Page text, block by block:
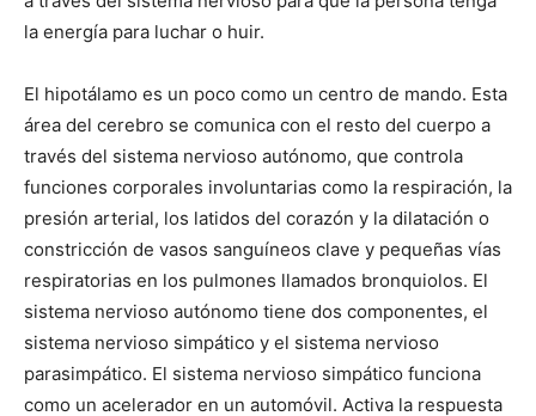
la energía para luchar o huir.
El hipotálamo es un poco como un centro de mando. Esta
área del cerebro se comunica con el resto del cuerpo a
través del sistema nervioso autónomo, que controla
funciones corporales involuntarias como la respiración, la
presión arterial, los latidos del corazón y la dilatación o
constricción de vasos sanguíneos clave y pequeñas vías
respiratorias en los pulmones llamados bronquiolos. El
sistema nervioso autónomo tiene dos componentes, el
sistema nervioso simpático y el sistema nervioso
parasimpático. El sistema nervioso simpático funciona
como un acelerador en un automóvil. Activa la respuesta